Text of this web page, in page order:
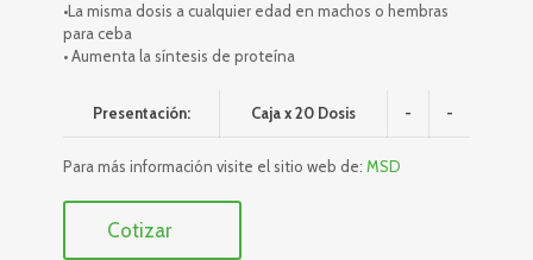
•La misma dosis a cualquier edad en machos o hembras
para ceba
• Aumenta la síntesis de proteína
Presentación: Caja x 20 Dosis - -
Para más información visite el sitio web de: MSD
Cotizar